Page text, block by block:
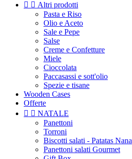
  Altri prodotti
Pasta e Riso
Olio e Aceto
Sale e Pepe
Salse
Creme e Confetture
Miele
Cioccolata
Paccasassi e sott'olio
Spezie e tisane
Wooden Cases
Offerte
  NATALE
Panettoni
Torroni
Biscotti salati - Patatas Nana
Panettoni salati Gourmet